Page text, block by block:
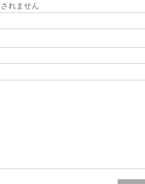
れません